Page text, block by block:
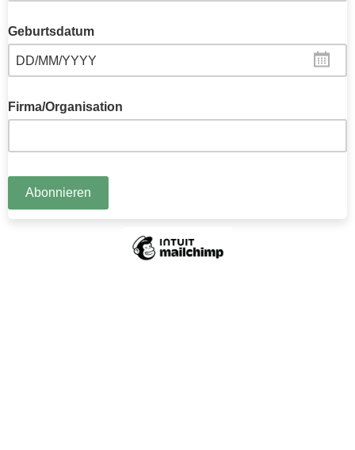
Geburtsdatum
DD/MM/YYYY
Firma/Organisation